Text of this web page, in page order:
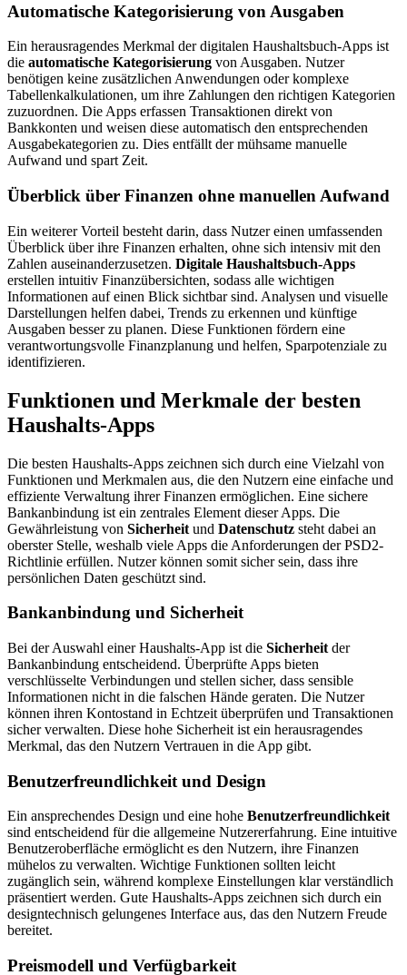
Automatische Kategorisierung von Ausgaben
Ein herausragendes Merkmal der digitalen Haushaltsbuch-Apps ist
die automatische Kategorisierung von Ausgaben. Nutzer
benötigen keine zusätzlichen Anwendungen oder komplexe
Tabellenkalkulationen, um ihre Zahlungen den richtigen Kategorien
zuzuordnen. Die Apps erfassen Transaktionen direkt von
Bankkonten und weisen diese automatisch den entsprechenden
Ausgabekategorien zu. Dies entfällt der mühsame manuelle
Aufwand und spart Zeit.
Überblick über Finanzen ohne manuellen Aufwand
Ein weiterer Vorteil besteht darin, dass Nutzer einen umfassenden
Überblick über ihre Finanzen erhalten, ohne sich intensiv mit den
Zahlen auseinanderzusetzen. Digitale Haushaltsbuch-Apps
erstellen intuitiv Finanzübersichten, sodass alle wichtigen
Informationen auf einen Blick sichtbar sind. Analysen und visuelle
Darstellungen helfen dabei, Trends zu erkennen und künftige
Ausgaben besser zu planen. Diese Funktionen fördern eine
verantwortungsvolle Finanzplanung und helfen, Sparpotenziale zu
identifizieren.
Funktionen und Merkmale der besten
Haushalts-Apps
Die besten Haushalts-Apps zeichnen sich durch eine Vielzahl von
Funktionen und Merkmalen aus, die den Nutzern eine einfache und
effiziente Verwaltung ihrer Finanzen ermöglichen. Eine sichere
Bankanbindung ist ein zentrales Element dieser Apps. Die
Gewährleistung von Sicherheit und Datenschutz steht dabei an
oberster Stelle, weshalb viele Apps die Anforderungen der PSD2-
Richtlinie erfüllen. Nutzer können somit sicher sein, dass ihre
persönlichen Daten geschützt sind.
Bankanbindung und Sicherheit
Bei der Auswahl einer Haushalts-App ist die Sicherheit der
Bankanbindung entscheidend. Überprüfte Apps bieten
verschlüsselte Verbindungen und stellen sicher, dass sensible
Informationen nicht in die falschen Hände geraten. Die Nutzer
können ihren Kontostand in Echtzeit überprüfen und Transaktionen
sicher verwalten. Diese hohe Sicherheit ist ein herausragendes
Merkmal, das den Nutzern Vertrauen in die App gibt.
Benutzerfreundlichkeit und Design
Ein ansprechendes Design und eine hohe Benutzerfreundlichkeit
sind entscheidend für die allgemeine Nutzererfahrung. Eine intuitive
Benutzeroberfläche ermöglicht es den Nutzern, ihre Finanzen
mühelos zu verwalten. Wichtige Funktionen sollten leicht
zugänglich sein, während komplexe Einstellungen klar verständlich
präsentiert werden. Gute Haushalts-Apps zeichnen sich durch ein
designtechnisch gelungenes Interface aus, das den Nutzern Freude
bereitet.
Preismodell und Verfügbarkeit